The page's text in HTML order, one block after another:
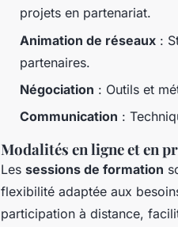
projets en partenariat.
Animation de réseaux :
partenaires.
Négociation : Outils et
Communication :
Modalités en ligne et en
Les sessions de formation
flexibilité adaptée aux
participation à distance,